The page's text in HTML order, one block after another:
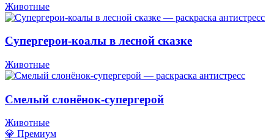
Животные
Супергерои-коалы в лесной сказке
Животные
Смелый слонёнок-супергерой
Животные
💎 Премиум